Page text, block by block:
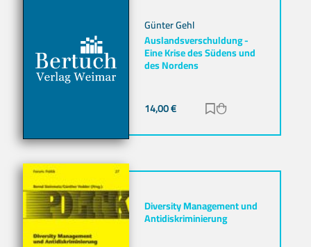
Günter Gehl
Auslandsverschuldung -
Eine Krise des Südens und
des Nordens
14,00€ Zur Merkliste
Diversity Management und
Antidiskriminierung